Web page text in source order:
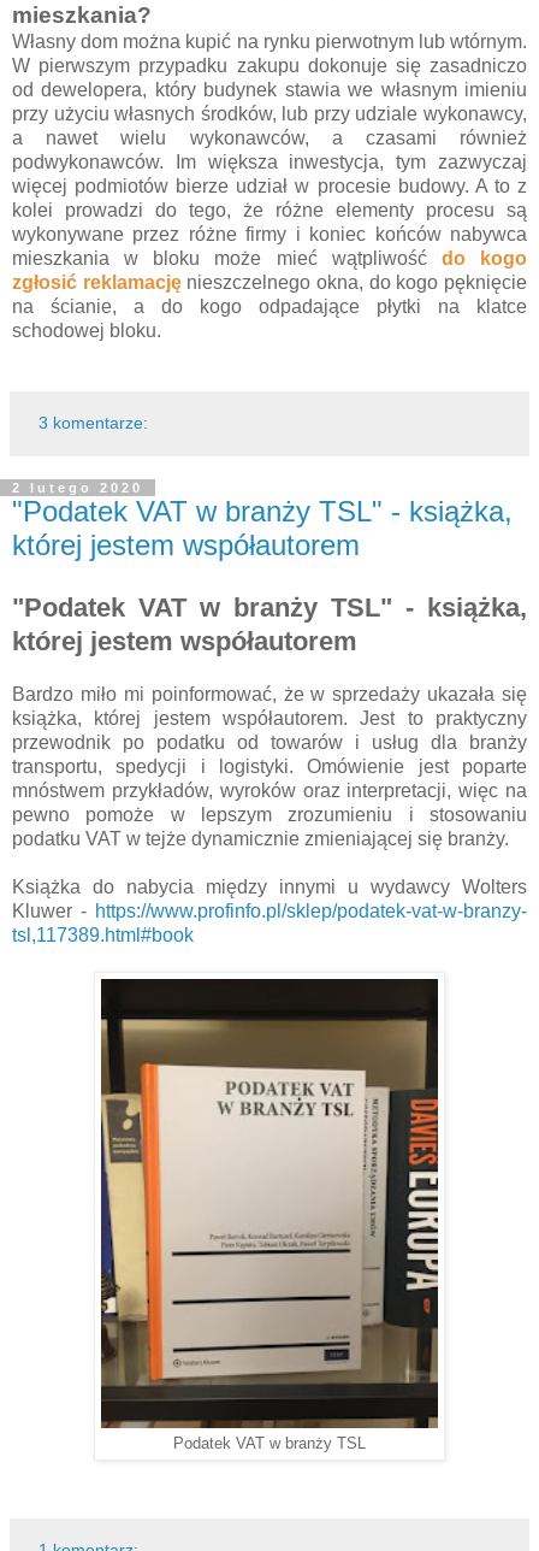
mieszkania?
Własny dom można kupić na rynku pierwotnym lub wtórnym.
W pierwszym przypadku zakupu dokonuje się zasadniczo
od dewelopera, który budynek stawia we własnym imieniu
przy użyciu własnych środków, lub przy udziale wykonawcy,
a nawet wielu wykonawców, a czasami również
podwykonawców. Im większa inwestycja, tym zazwyczaj
więcej podmiotów bierze udział w procesie budowy. A to z
kolei prowadzi do tego, że różne elementy procesu są
wykonywane przez różne firmy i koniec końców nabywca
mieszkania w bloku może mieć wątpliwość do kogo
zgłosić reklamacjęnieszczelnego okna, do kogo pęknięcie
na ścianie, a do kogo odpadające płytki na klatce
schodowej bloku.
3 komentarze:
2 lutego 2020
"Podatek VAT w branży TSL" - książka,
której jestem współautorem
"Podatek VAT w branży TSL" - książka,
której jestem współautorem
Bardzo miło mi poinformować, że w sprzedaży ukazała się
książka, której jestem współautorem. Jest to praktyczny
przewodnik po podatku od towarów i usług dla branży
transportu, spedycji i logistyki. Omówienie jest poparte
mnóstwem przykładów, wyroków oraz interpretacji, więc na
pewno pomoże w lepszym zrozumieniu i stosowaniu
podatku VAT w tejże dynamicznie zmieniającej się branży.
Książka do nabycia między innymi u wydawcy Wolters
Kluwer - https://www.profinfo.pl/sklep/podatek-vat-w-branzy-
tsl,117389.html#book
Podatek VAT w branży TSL